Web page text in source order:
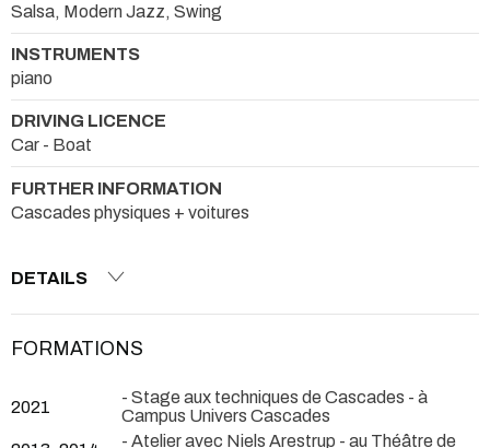
Salsa, Modern Jazz, Swing
INSTRUMENTS
piano
DRIVING LICENCE
Car - Boat
FURTHER INFORMATION
Cascades physiques + voitures
DETAILS
FORMATIONS
2021
- Stage aux techniques de Cascades - à
Campus Univers Cascades
- Atelier avec Niels Arestrup - au Théâtre de